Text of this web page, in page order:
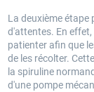
La deuxième étape
d'attentes. En
patienter afin que
de les récolter.
la spiruline
d'une pompe